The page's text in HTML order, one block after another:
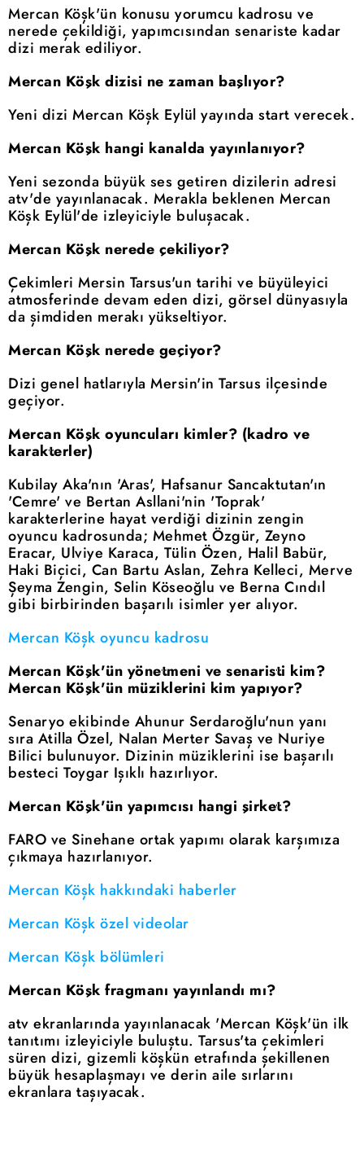
Mercan Köşk'ün konusu yorumcu kadrosu ve
nerede çekildiği, yapımcısından senariste kadar
dizi merak ediliyor.
Mercan Köşk dizisi ne zaman başlıyor?
Yeni dizi Mercan Köşk Eylül yayında start verecek.
Mercan Köşk hangi kanalda yayınlanıyor?
Yeni sezonda büyük ses getiren dizilerin adresi
atv'de yayınlanacak. Merakla beklenen Mercan
Köşk Eylül'de izleyiciyle buluşacak.
Mercan Köşk nerede çekiliyor?
Çekimleri Mersin Tarsus'un tarihi ve büyüleyici
atmosferinde devam eden dizi, görsel dünyasıyla
da şimdiden merakı yükseltiyor.
Mercan Köşk nerede geçiyor?
Dizi genel hatlarıyla Mersin'in Tarsus ilçesinde
geçiyor.
Mercan Köşk oyuncuları kimler? (kadro ve
karakterler)
Kubilay Aka'nın 'Aras', Hafsanur Sancaktutan'ın
'Cemre' ve Bertan Asllani'nin 'Toprak'
karakterlerine hayat verdiği dizinin zengin
oyuncu kadrosunda; Mehmet Özgür, Zeyno
Eracar, Ulviye Karaca, Tülin Özen, Halil Babür,
Haki Biçici, Can Bartu Aslan, Zehra Kelleci, Merve
Şeyma Zengin, Selin Köseoğlu ve Berna Cındıl
gibi birbirinden başarılı isimler yer alıyor.
Mercan Köşk oyuncu kadrosu
Mercan Köşk'ün yönetmeni ve senaristi kim?
Mercan Köşk'ün müziklerini kim yapıyor?
Senaryo ekibinde Ahunur Serdaroğlu'nun yanı
sıra Atilla Özel, Nalan Merter Savaş ve Nuriye
Bilici bulunuyor. Dizinin müziklerini ise başarılı
besteci Toygar Işıklı hazırlıyor.
Mercan Köşk'ün yapımcısı hangi şirket?
FARO ve Sinehane ortak yapımı olarak karşımıza
çıkmaya hazırlanıyor.
Mercan Köşk hakkındaki haberler
Mercan Köşk özel videolar
Mercan Köşk bölümleri
Mercan Köşk fragmanı yayınlandı mı?
atv ekranlarında yayınlanacak 'Mercan Köşk'ün ilk
tanıtımı izleyiciyle buluştu. Tarsus'ta çekimleri
süren dizi, gizemli köşkün etrafında şekillenen
büyük hesaplaşmayı ve derin aile sırlarını
ekranlara taşıyacak.